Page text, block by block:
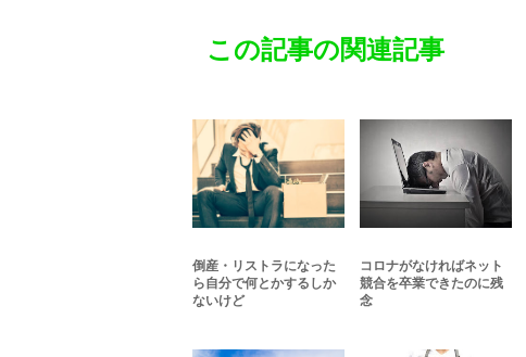
この記事の関連記事
倒産・リストラになった
ら自分で何とかするしか
ないけど
コロナがなければネット
競合を卒業できたのに残
念